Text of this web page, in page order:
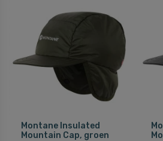
Montane Insulated
Mountain Cap, groen